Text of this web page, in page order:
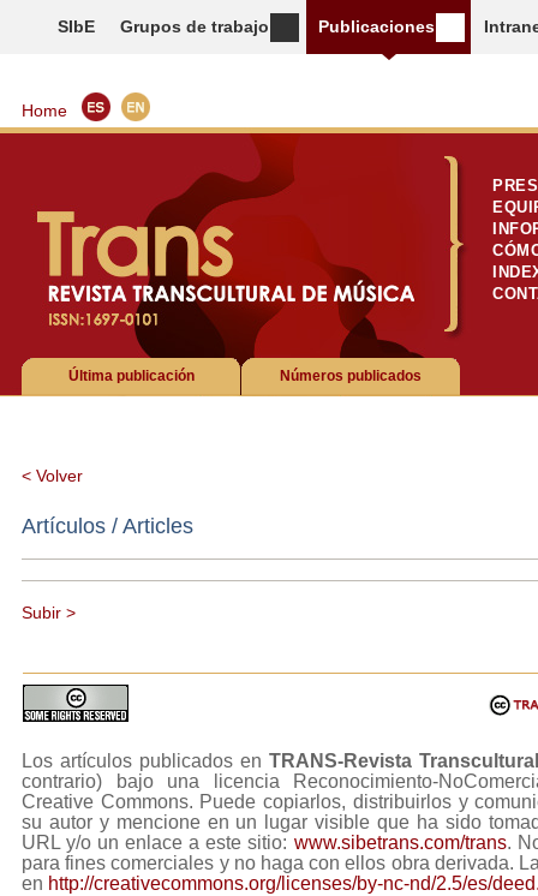
SIbE Grupos de trabajo Publicaciones
Home
Números publicados
Última publicación
< Volver
Artículos / Articles
Subir >
Los artículos publicados enTRANS-Revista
contrario) bajo una licencia Reconocimiento-
Creative Commons. Puede copiarlos, distribuirlos y
su autor y mencione en un lugar visible que ha sido
URL y/o un enlace a este sitio: www.sibetrans.com/trans.
para fines comerciales y no haga con ellos obra derivada.
en http://creativecommons.org/licenses/by-nc-nd/2.5/es/